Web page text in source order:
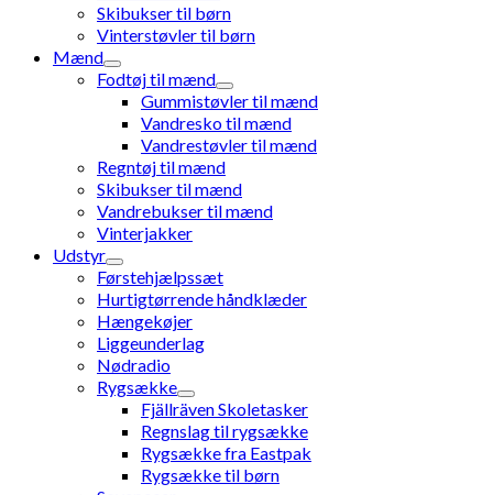
Skibukser til børn
Vinterstøvler til børn
Mænd
Fodtøj til mænd
Gummistøvler til mænd
Vandresko til mænd
Vandrestøvler til mænd
Regntøj til mænd
Skibukser til mænd
Vandrebukser til mænd
Vinterjakker
Udstyr
Førstehjælpssæt
Hurtigtørrende håndklæder
Hængekøjer
Liggeunderlag
Nødradio
Rygsække
Fjällräven Skoletasker
Regnslag til rygsække
Rygsække fra Eastpak
Rygsække til børn